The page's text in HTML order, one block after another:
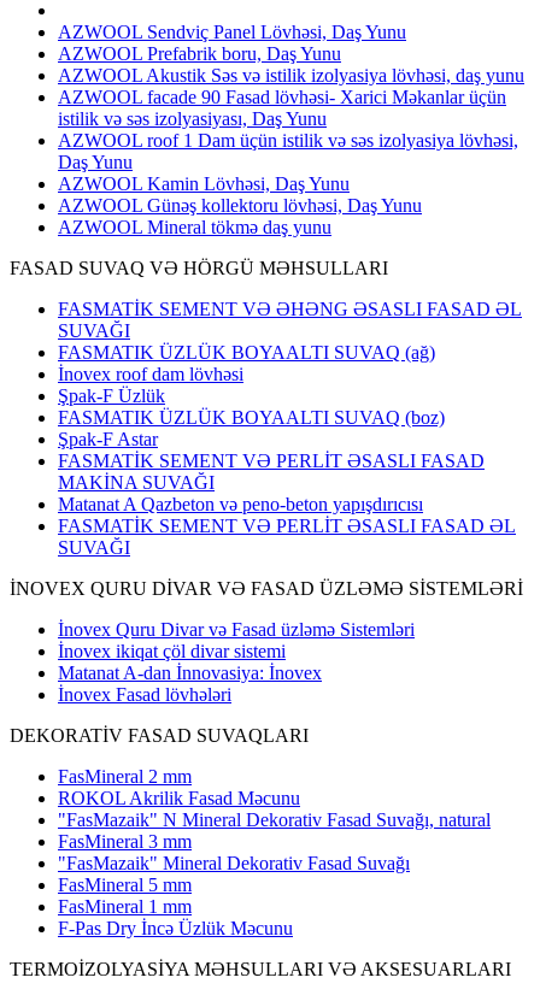
AZWOOL Sendviç Panel Lövhəsi, Daş Yunu
AZWOOL Prefabrik boru, Daş Yunu
AZWOOL Akustik Səs və istilik izolyasiya lövhəsi, daş yunu
AZWOOL facade 90 Fasad lövhəsi- Xarici Məkanlar üçün
istilik və səs izolyasiyası, Daş Yunu
AZWOOL roof 1 Dam üçün istilik və səs izolyasiya lövhəsi,
Daş Yunu
AZWOOL Kamin Lövhəsi, Daş Yunu
AZWOOL Günəş kollektoru lövhəsi, Daş Yunu
AZWOOL Mineral tökmə daş yunu
FASAD SUVAQ VƏ HÖRGÜ MƏHSULLARI
FASMATİK SEMENT VƏ ƏHƏNG ƏSASLI FASAD ƏL
SUVAĞI
FASMATIK ÜZLÜK BOYAALTI SUVAQ (ağ)
İnovex roof dam lövhəsi
Şpak-F Üzlük
FASMATIK ÜZLÜK BOYAALTI SUVAQ (boz)
Şpak-F Astar
FASMATİK SEMENT VƏ PERLİT ƏSASLI FASAD
MAKİNA SUVAĞI
Matanat A Qazbeton və peno-beton yapışdırıcısı
FASMATİK SEMENT VƏ PERLİT ƏSASLI FASAD ƏL
SUVAĞI
İNOVEX QURU DİVAR VƏ FASAD ÜZLƏMƏ SİSTEMLƏRİ
İnovex Quru Divar və Fasad üzləmə Sistemləri
İnovex ikiqat çöl divar sistemi
Matanat A-dan İnnovasiya: İnovex
İnovex Fasad lövhələri
DEKORATİV FASAD SUVAQLARI
FasMineral 2 mm
ROKOL Akrilik Fasad Məcunu
"FasMazaik" N Mineral Dekorativ Fasad Suvağı, natural
FasMineral 3 mm
"FasMazaik" Mineral Dekorativ Fasad Suvağı
FasMineral 5 mm
FasMineral 1 mm
F-Pas Dry İncə Üzlük Məcunu
TERMOİZOLYASİYA MƏHSULLARI VƏ AKSESUARLARI